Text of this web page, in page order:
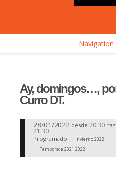
Navigation
Ay, domingos…,
Curro DT.
28/01/2022 desde 20:30
21:30
Programado
Invierno 2022
Temporada 2021 2022